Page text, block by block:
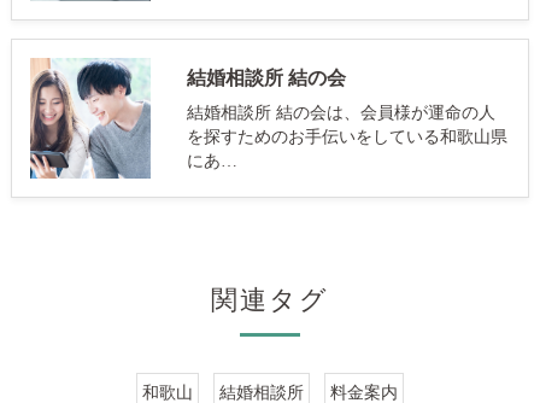
結婚相談所 結の会
結婚相談所 結の会は、会員様が運命の人
を探すためのお手伝いをしている和歌山県
にあ…
関連タグ
和歌山 結婚相談所 料金案内